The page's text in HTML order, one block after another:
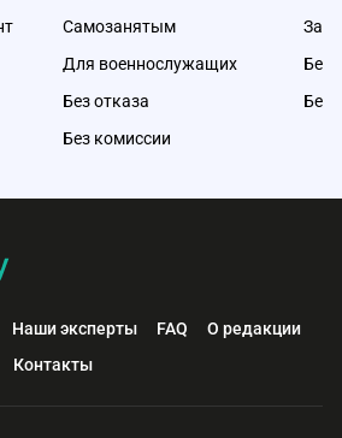
Самозанятым
Для военнослужащих
Без отказа
Без комиссии
Без
Без
Наши эксперты FAQ
О редакции
Контакты